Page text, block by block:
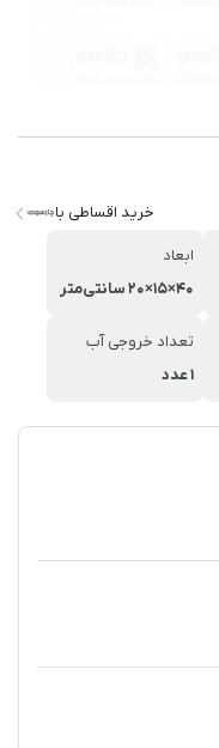
خرید اقساطی با
ابعاد
40×15×20 سانتی‌متر
تعداد خروجی آب
1 عدد